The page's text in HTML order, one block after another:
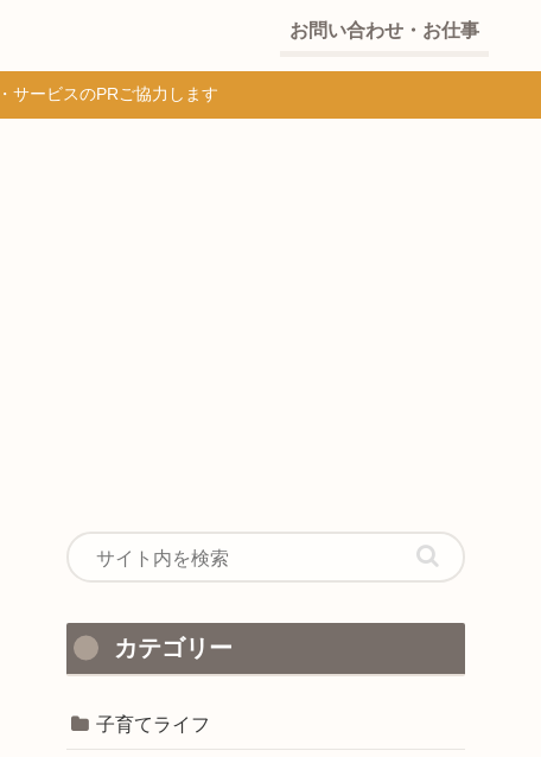
お問い合わせ・お仕事
サービスのPRご協力します
カテゴリー
子育てライフ